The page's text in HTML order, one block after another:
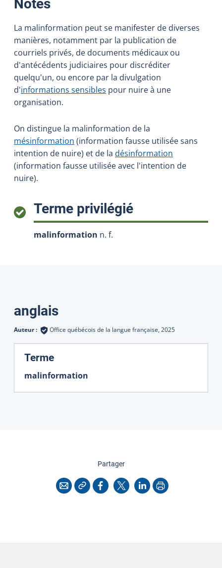
Notes
La malinformation peut se manifester de diverses
manières, notamment par la publication de
courriels privés, de documents médicaux ou
d'antécédents judiciaires pour discréditer
quelqu'un, ou encore par la divulgation
d'informations sensibles pour nuire à une
organisation.
On distingue la malinformation de la
mésinformation (information fausse utilisée sans
intention de nuire) et de la désinformation
(information fausse utilisée avec l'intention de
nuire).
Terme privilégié:
malinformation n. f.
Traductions
anglais
Auteur : Office québécois de la langue française, 2025
Terme:
malinformation
Partagercette page
CourrielCopier l'adresse
Facebook
X LinkedInImprimer